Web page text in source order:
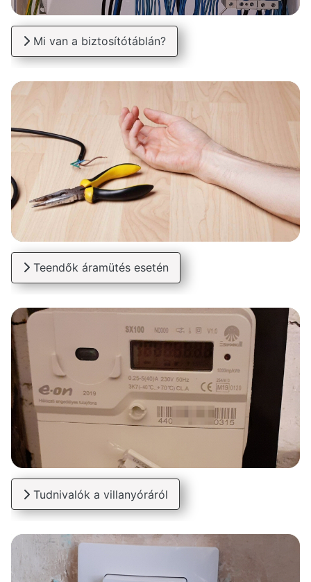
Mi van a biztosítótáblán?
Teendők áramütés esetén
Tudnivalók a villanyóráról